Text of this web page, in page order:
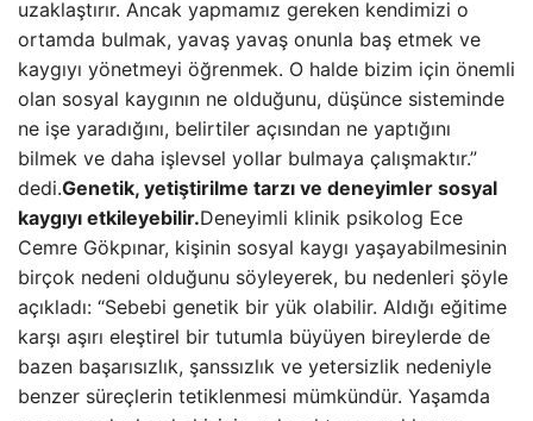
uzaklaştırır. Ancak yapmamız gereken kendimizi o
ortamda bulmak, yavaş yavaş onunla baş etmek ve
kaygıyı yönetmeyi öğrenmek. O halde bizim için önemli
olan sosyal kaygının ne olduğunu, düşünce sisteminde
ne işe yaradığını, belirtiler açısından ne yaptığını
bilmek ve daha işlevsel yollar bulmaya çalışmaktır.”
dedi.Genetik, yetiştirilme tarzı ve deneyimler sosyal
kaygıyı etkileyebilir.Deneyimli klinik psikolog Ece
Cemre Gökpınar, kişinin sosyal kaygı yaşayabilmesinin
birçok nedeni olduğunu söyleyerek, bu nedenleri şöyle
açıkladı: “Sebebi genetik bir yük olabilir. Aldığı eğitime
karşı aşırı eleştirel bir tutumla büyüyen bireylerde de
bazen başarısızlık, şanssızlık ve yetersizlik nedeniyle
benzer süreçlerin tetiklenmesi mümkündür. Yaşamda